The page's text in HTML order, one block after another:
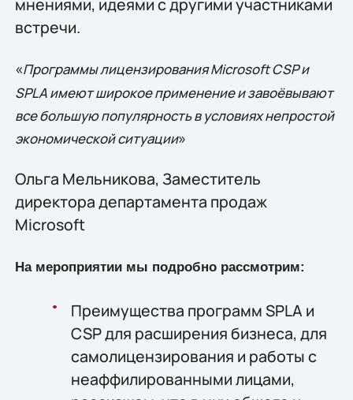
мнениями, идеями с другими участниками
встречи.
«Программы лицензирования Microsoft CSP и
SPLA имеют широкое применение и завоёвывают
все большую популярность в условиях непростой
экономической ситуации»
Ольга Мельникова, Заместитель
директора департамента продаж
Microsoft
На мероприятии мы подробно рассмотрим:
Преимущества программ SPLA и
CSP для расширения бизнеса, для
самолицензирования и работы с
неаффилированными лицами,